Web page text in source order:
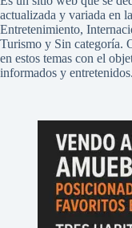
actualizada y variada en
Entretenimiento,
Turismo y Sin categoría.
en estos temas con el
informados y entretenidos.